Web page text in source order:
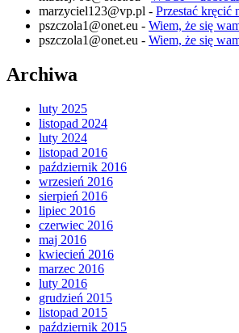
marzyciel123@vp.pl - Przestać kręcić
pszczola1@onet.eu - Wiem, że się
pszczola1@onet.eu - Wiem, że się
Archiwa
luty 2025
listopad 2024
luty 2024
listopad 2016
październik 2016
wrzesień 2016
sierpień 2016
lipiec 2016
czerwiec 2016
maj 2016
kwiecień 2016
marzec 2016
luty 2016
grudzień 2015
listopad 2015
październik 2015